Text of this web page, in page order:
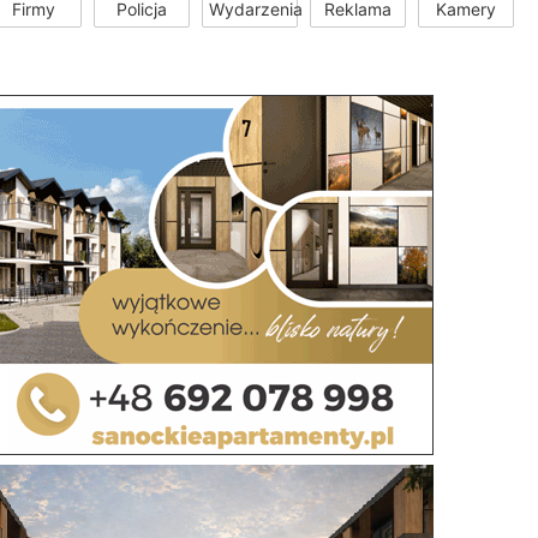
Firmy Policja Wydarzenia Reklama Kamery